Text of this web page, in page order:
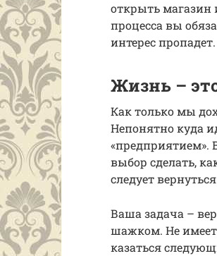
открыть магазин
процесса вы
интерес пропадет.
Жизнь –
Как только мы
Непонятно куда
«предприятием».
выбор сделать,
следует
Ваша задача –
шажком. Не
казаться